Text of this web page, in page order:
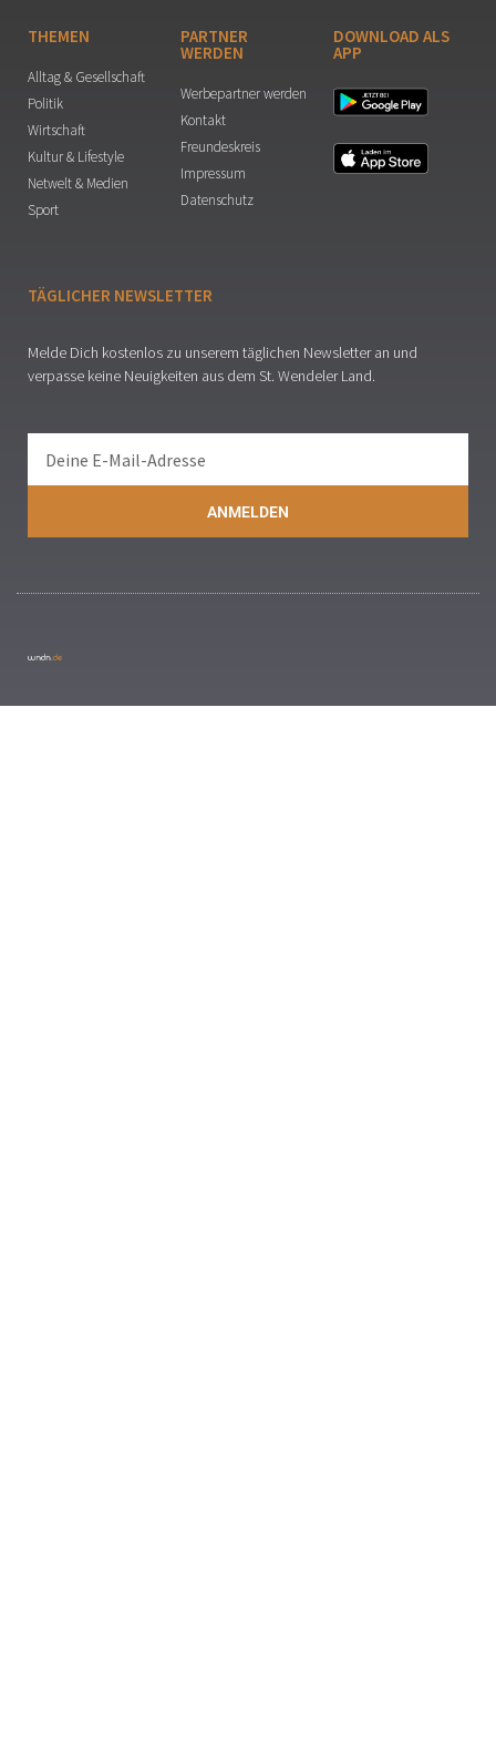
THEMEN
Alltag & Gesellschaft
Politik
Wirtschaft
Kultur & Lifestyle
Netwelt & Medien
Sport
PARTNER
WERDEN
Werbepartner werden
Kontakt
Freundeskreis
Impressum
Datenschutz
DOWNLOAD ALS
APP
TÄGLICHER NEWSLETTER
Melde Dich kostenlos zu unserem täglichen Newsletter an und
verpasse keine Neuigkeiten aus dem St. Wendeler Land.
ANMELDEN